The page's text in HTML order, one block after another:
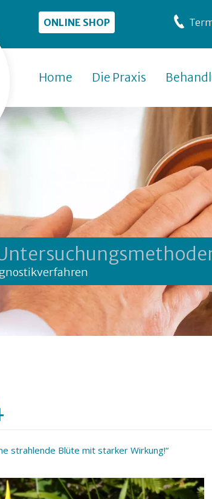
ONLINE SHOP
Home Die Praxis
strahlende Blüte mit starker Wirkung!“